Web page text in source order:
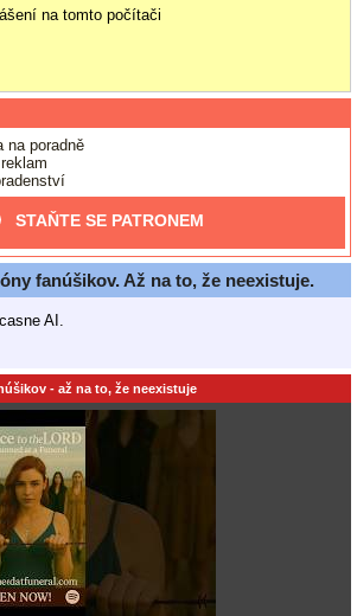
na tomto počítači
na poradně
STAŇTE SE PATRONEM
fanúšikov. Až na to, že neexistuje.
AI.
- až na to, že neexistuje